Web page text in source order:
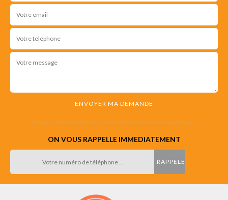
ON VOUS RAPPELLE IMMEDIATEMENT